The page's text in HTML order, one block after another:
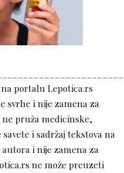
portalu Lepotica.rs
svrhe i nije zamena za
pruža medicinske,
i sadržaj tekstova na
i nije zamena za
ne može preuzeti